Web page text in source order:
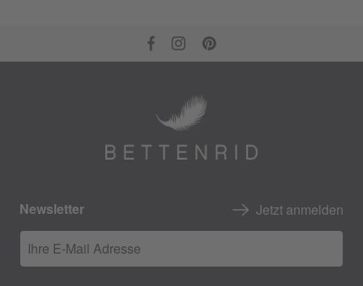
Newsletter Jetzt anmelden
Ihre E-Mail Adresse